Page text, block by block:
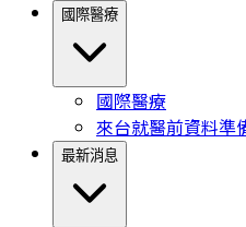
國際醫療
國際醫療
來台就醫前資料準
最新消息